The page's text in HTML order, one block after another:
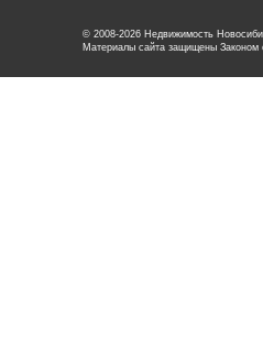
© 2008-2026 Недвижимость
Материалы сайта защищены Законом